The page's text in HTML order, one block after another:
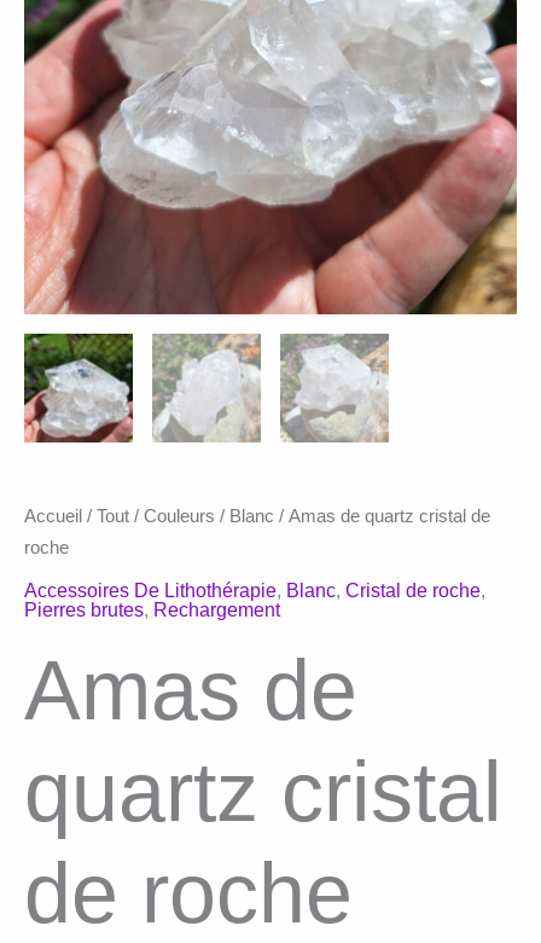
Accueil / Tout / Couleurs / Blanc / Amas de quartz cristal de
roche
Accessoires De Lithothérapie, Blanc, Cristal de roche,
Pierres brutes, Rechargement
Amas de
quartz cristal
de roche